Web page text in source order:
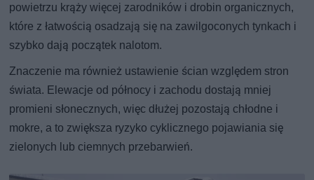
powietrzu krąży więcej zarodników i drobin organicznych,
które z łatwością osadzają się na zawilgoconych tynkach i
szybko dają początek nalotom.
Znaczenie ma również ustawienie ścian względem stron
świata. Elewacje od północy i zachodu dostają mniej
promieni słonecznych, więc dłużej pozostają chłodne i
mokre, a to zwiększa ryzyko cyklicznego pojawiania się
zielonych lub ciemnych przebarwień.